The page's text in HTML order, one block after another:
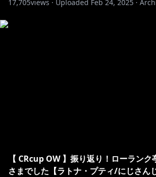
17,705views · Uploaded Feb 24, 2025 ·
【 CRcup OW 】振り返り！ローラン
さまでした【ラトナ・プティ/にじさんじ